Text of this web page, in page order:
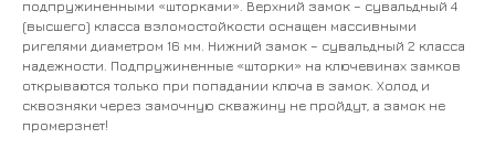
подпружиненными «шторками». Верхний замок – сувальдный 4
(высшего) класса взломостойкости оснащен массивными
ригелями диаметром 16 мм. Нижний замок – сувальдный 2 класса
надежности. Подпружиненные «шторки» на ключевинах замков
открываются только при попадании ключа в замок. Холод и
сквозняки через замочную скважину не пройдут, а замок не
промерзнет!